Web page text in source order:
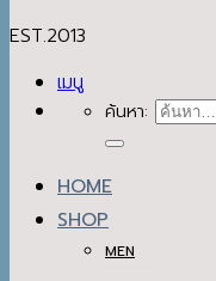
EST.2013
เมนู
ค้นหา:
HOME
SHOP
MEN